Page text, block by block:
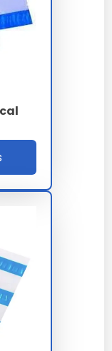
de R$ 0,10 a
como
nota fiscal em
e online. A
seco e longe da
do material.
do adesivo